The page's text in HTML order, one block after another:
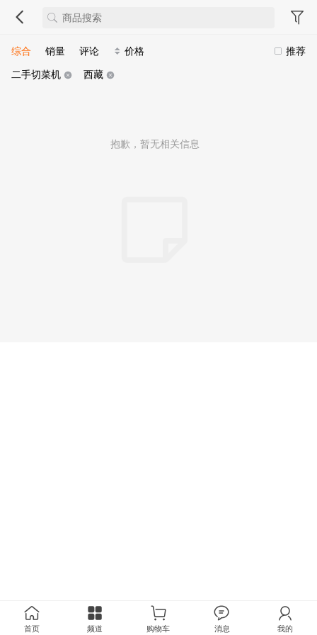
推荐
综合 销量 评论
价格
二手切菜机
西藏
抱歉，暂无相关信息
首页 频道 购物车 消息 我的